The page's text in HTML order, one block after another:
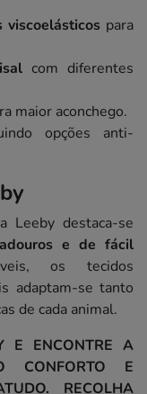
viscoelásticos para
com diferentes
maior aconchego.
opções anti-
Leeby destaca-se
e de fácil
os tecidos
adaptam-se tanto
de cada animal.
E ENCONTRE A
CONFORTO E
RECOLHA